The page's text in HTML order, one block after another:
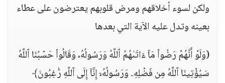
ولكن لسوء أخلاقهم ومرض قلوبهم يعترضون على عطاء
بعينه وتدل عليه الآية التي بعدها
(وَلَوۡ أَنَّهُمۡ رَضُوا۟ مَاۤ ءَاتَىٰهُمُ ٱللَّهُ وَرَسُولُهُۥ وَقَالُوا۟ حَسۡبُنَا ٱللَّهُ
سَیُؤۡتِینَا ٱللَّهُ مِن فَضۡلِهِۦ وَرَسُولُهُۥۤ إِنَّاۤ إِلَى ٱللَّهِ رَ ٰ⁠غِبُونَ﴾